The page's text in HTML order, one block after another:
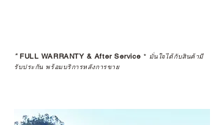
*FULL WARRANTY & After Service * มั่นใจได้กับสินค้ามี
รับประกัน พร้อมบริการหลังการขาย